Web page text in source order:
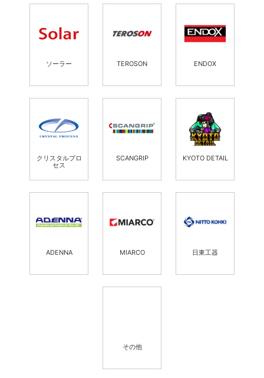
ソーラー TEROSON ENDOX
クリスタルプロ
セス
SCANGRIP KYOTO DETAIL
ADENNA MIARCO 日東工器
その他